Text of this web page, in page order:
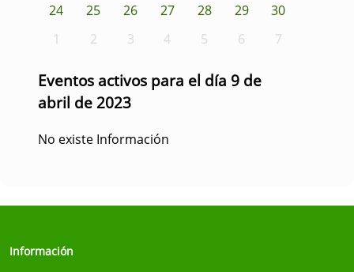
24
25 26 27 28 29
30
1
2 3 4 5 6 7
Eventos activos para el día 9 de
abril de 2023
No existe Información
Información